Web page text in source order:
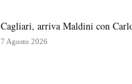
Cagliari, arriva Maldini con
7 Agosto 2026